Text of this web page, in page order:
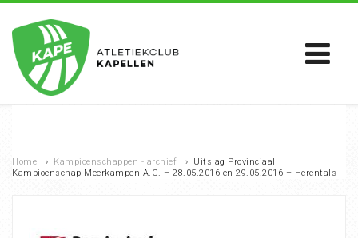
Home › Kampioenschappen - archief › Uitslag Provinciaal
Kampioenschap Meerkampen A.C. – 28.05.2016 en 29.05.2016 – Herentals